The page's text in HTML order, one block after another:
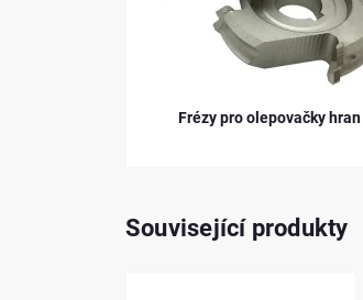
Frézy pro olepovačky hran
Související produkty